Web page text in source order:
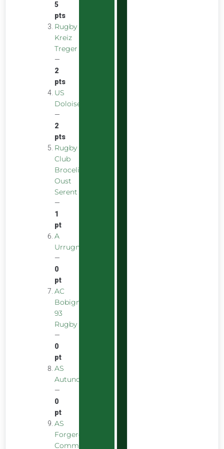
5
pts
Rugby
Kreiz
Treger
—
2
pts
US
Doloise
—
2
pts
Rugby
Club
Broceliande
Oust
Serent
—
1
pt
A
Urrugnarrak
—
0
pt
AC
Bobigny
93
Rugby
—
0
pt
AS
Autunoise
—
0
pt
AS
Forgeron
Commentryens